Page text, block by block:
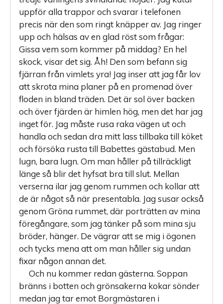
uppför alla trappor och svarar i telefonen
precis när den som ringt knäpper av. Jag ringer
upp och hälsas av en glad röst som frågar:
Gissa vem som kommer på middag? En hel
skock, visar det sig. Åh! Den som befann sig
fjärran från vimlets yra! Jag inser att jag får lov
att skrota mina planer på en promenad över
floden in bland träden. Det är sol över backen
och över fjärden är himlen hög, men det har jag
inget för. Jag måste rusa raka vägen ut och
handla och sedan dra mitt lass tillbaka till köket
och försöka rusta till Babettes gästabud. Men
lugn, bara lugn. Om man håller på tillräckligt
länge så blir det hyfsat bra till slut. Mellan
verserna ilar jag genom rummen och kollar att
de är något så när presentabla. Jag susar också
genom Gröna rummet, där porträtten av mina
föregångare, som jag tänker på som mina sju
bröder, hänger. De vägrar att se mig i ögonen
och tycks mena att om man håller sig undan
fixar någon annan det.
Och nu kommer redan gästerna. Soppan
bränns i botten och grönsakerna kokar sönder
medan jag tar emot Borgmästaren i